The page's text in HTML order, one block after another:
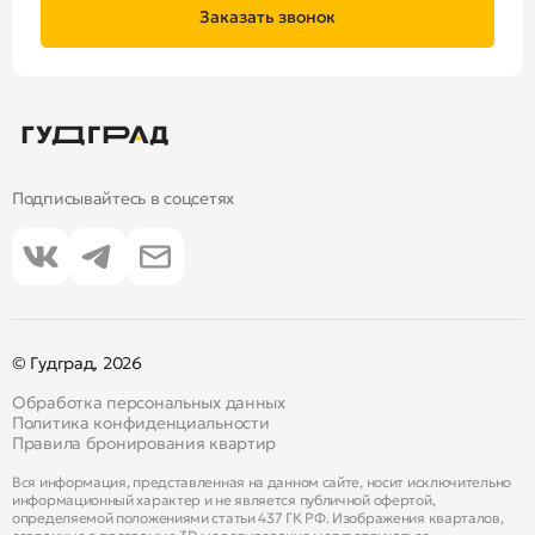
Заказать звонок
Подписывайтесь в соцсетях
© Гудград, 2026
Обработка персональных данных
Политика конфиденциальности
Правила бронирования квартир
Вся информация, представленная на данном сайте, носит исключительно
информационный характер и не является публичной офертой,
определяемой положениями статьи 437 ГК РФ. Изображения кварталов,